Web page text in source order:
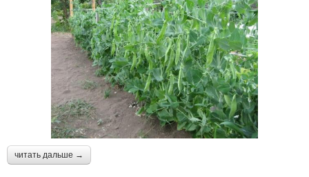
читать дальше →